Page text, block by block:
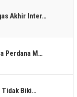
Akhir Inter…
Perdana M…
Tidak Biki…